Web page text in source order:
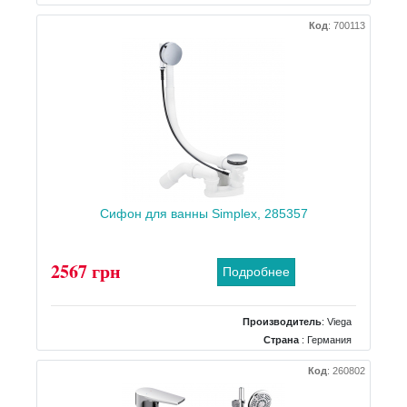
Код: 700113
Сифон для ванны Simplex, 285357
2567 грн Подробнее
Производитель: Viega
Страна : Германия
Тип: для ванн
: пластик
Код: 260802